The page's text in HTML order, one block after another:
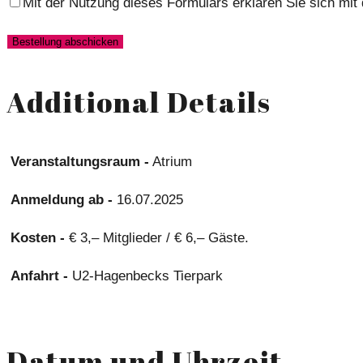
Mit der Nutzung dieses Formulars erklären Sie sich
Additional Details
Veranstaltungsraum - Atrium
Anmeldung ab - 16.07.2025
Kosten - € 3,– Mitglieder / € 6,– Gäste.
Anfahrt - U2-Hagenbecks Tierpark